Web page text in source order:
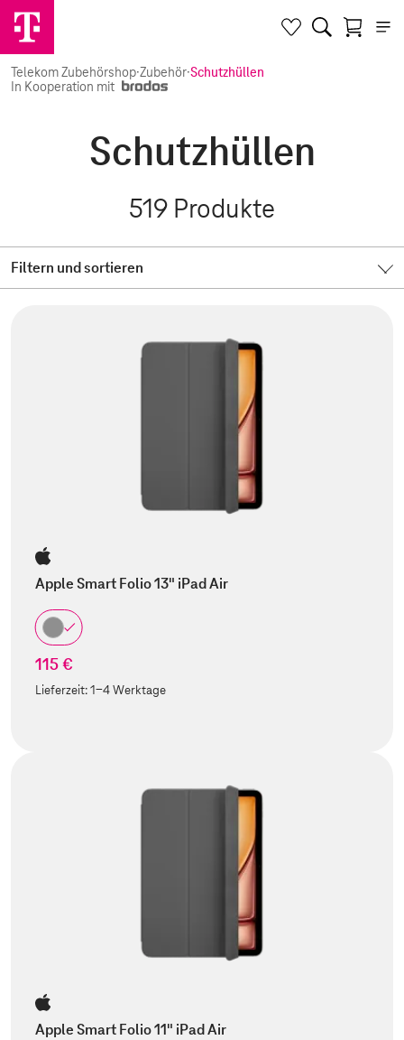
Telekom Zubehörshop·Zubehör·Schutzhüllen
In Kooperation mit
Schutzhüllen
519 Produkte
Filtern und sortieren
Apple Smart Folio 13" iPad Air
115 €
Lieferzeit:1-4 Werktage
Apple Smart Folio 11" iPad Air